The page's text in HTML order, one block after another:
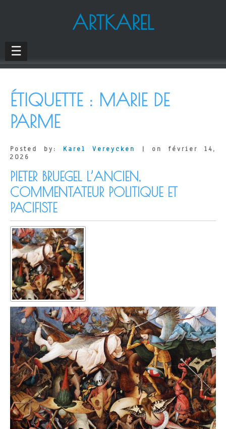
ARTKAREL
☰
ÉTIQUETTE : MARIE DE
PARME
Posted by: Karel Vereycken
| on février 14,
2026
PIETER BRUEGEL L’ANCIEN,
COMMENTATEUR POLITIQUE ET
PACIFISTE